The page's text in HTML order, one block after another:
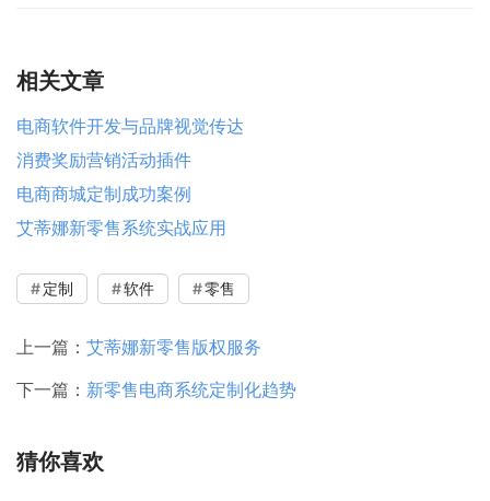
相关文章
电商软件开发与品牌视觉传达
消费奖励营销活动插件
电商商城定制成功案例
艾蒂娜新零售系统实战应用
定制 软件 零售
上一篇： 艾蒂娜新零售版权服务
下一篇： 新零售电商系统定制化趋势
猜你喜欢